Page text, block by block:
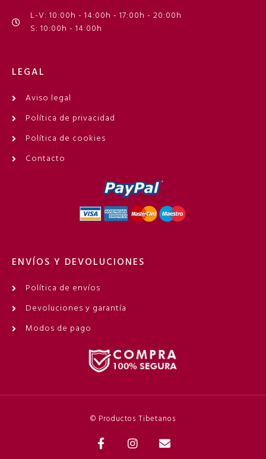
L-V: 10:00h - 14:00h - 17:00h - 20:00h
S: 10:00h - 14:00h
LEGAL
Aviso legal
Política de privacidad
Política de cookies
Contacto
ENVÍOS Y DEVOLUCIONES
Política de envíos
Devoluciones y garantía
Modos de pago
© Productos Tibetanos